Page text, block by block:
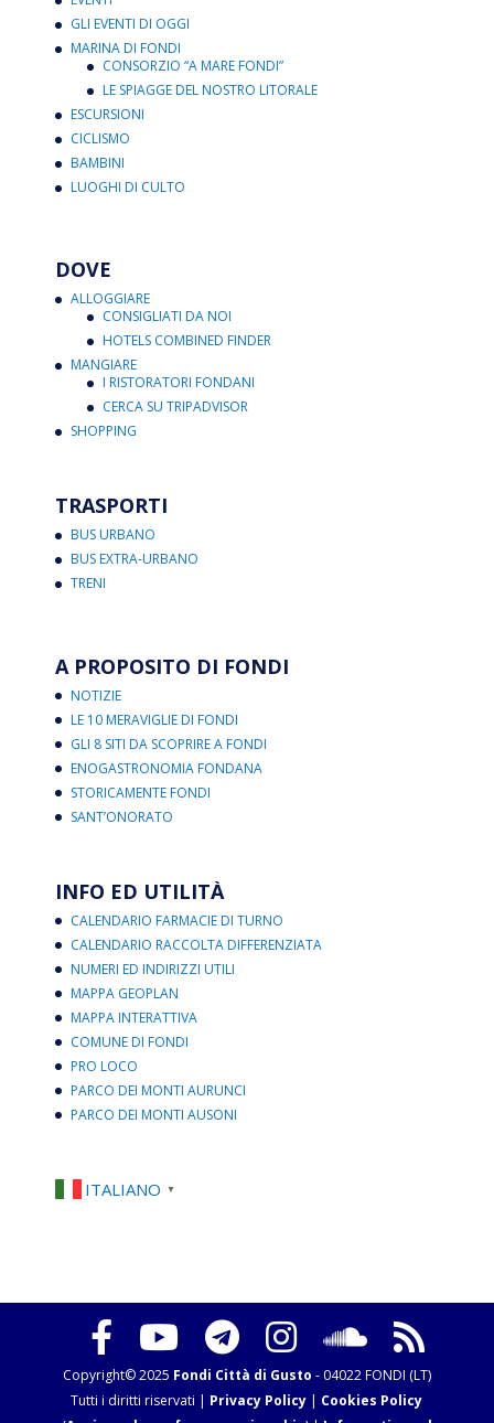
GLI EVENTI DI OGGI
MARINA DI FONDI
CONSORZIO “A MARE FONDI”
LE SPIAGGE DEL NOSTRO LITORALE
ESCURSIONI
CICLISMO
BAMBINI
LUOGHI DI CULTO
DOVE
ALLOGGIARE
CONSIGLIATI DA NOI
HOTELS COMBINED FINDER
MANGIARE
I RISTORATORI FONDANI
CERCA SU TRIPADVISOR
SHOPPING
TRASPORTI
BUS URBANO
BUS EXTRA-URBANO
TRENI
A PROPOSITO DI FONDI
NOTIZIE
LE 10 MERAVIGLIE DI FONDI
GLI 8 SITI DA SCOPRIRE A FONDI
ENOGASTRONOMIA FONDANA
STORICAMENTE FONDI
SANT’ONORATO
INFO ED UTILITÀ
CALENDARIO FARMACIE DI TURNO
CALENDARIO RACCOLTA DIFFERENZIATA
NUMERI ED INDIRIZZI UTILI
MAPPA GEOPLAN
MAPPA INTERATTIVA
COMUNE DI FONDI
PRO LOCO
PARCO DEI MONTI AURUNCI
PARCO DEI MONTI AUSONI
ITALIANO ▼
Copyright© 2025 Fondi Città di Gusto - 04022 FONDI (LT)
Tutti i diritti riservati | Privacy Policy | Cookies Policy